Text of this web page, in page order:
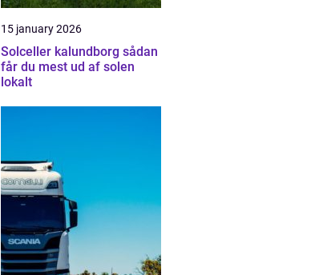
15 january 2026
Solceller kalundborg sådan
får du mest ud af solen
lokalt